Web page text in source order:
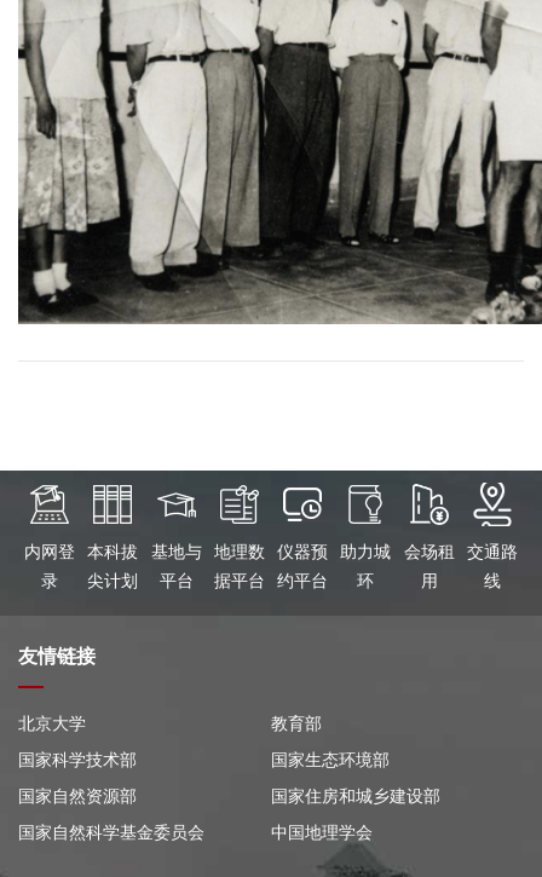
内网登
录
本科拔
尖计划
基地与
平台
地理数
据平台
仪器预
约平台
助力城
环
会场租
用
交通路
线
友情链接
北京大学
教育部
国家科学技术部
国家生态环境部
国家自然资源部
国家住房和城乡建设部
国家自然科学基金委员会
中国地理学会